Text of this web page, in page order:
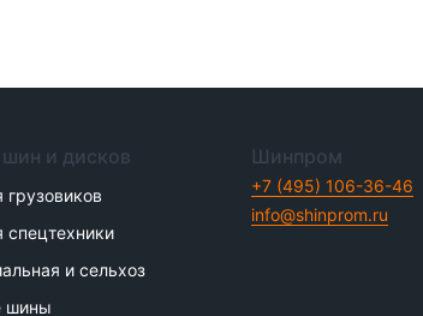
шин и дисков
и сельхоз
шины
Шинпром
+7 (495) 106-36-46
info@shinprom.ru